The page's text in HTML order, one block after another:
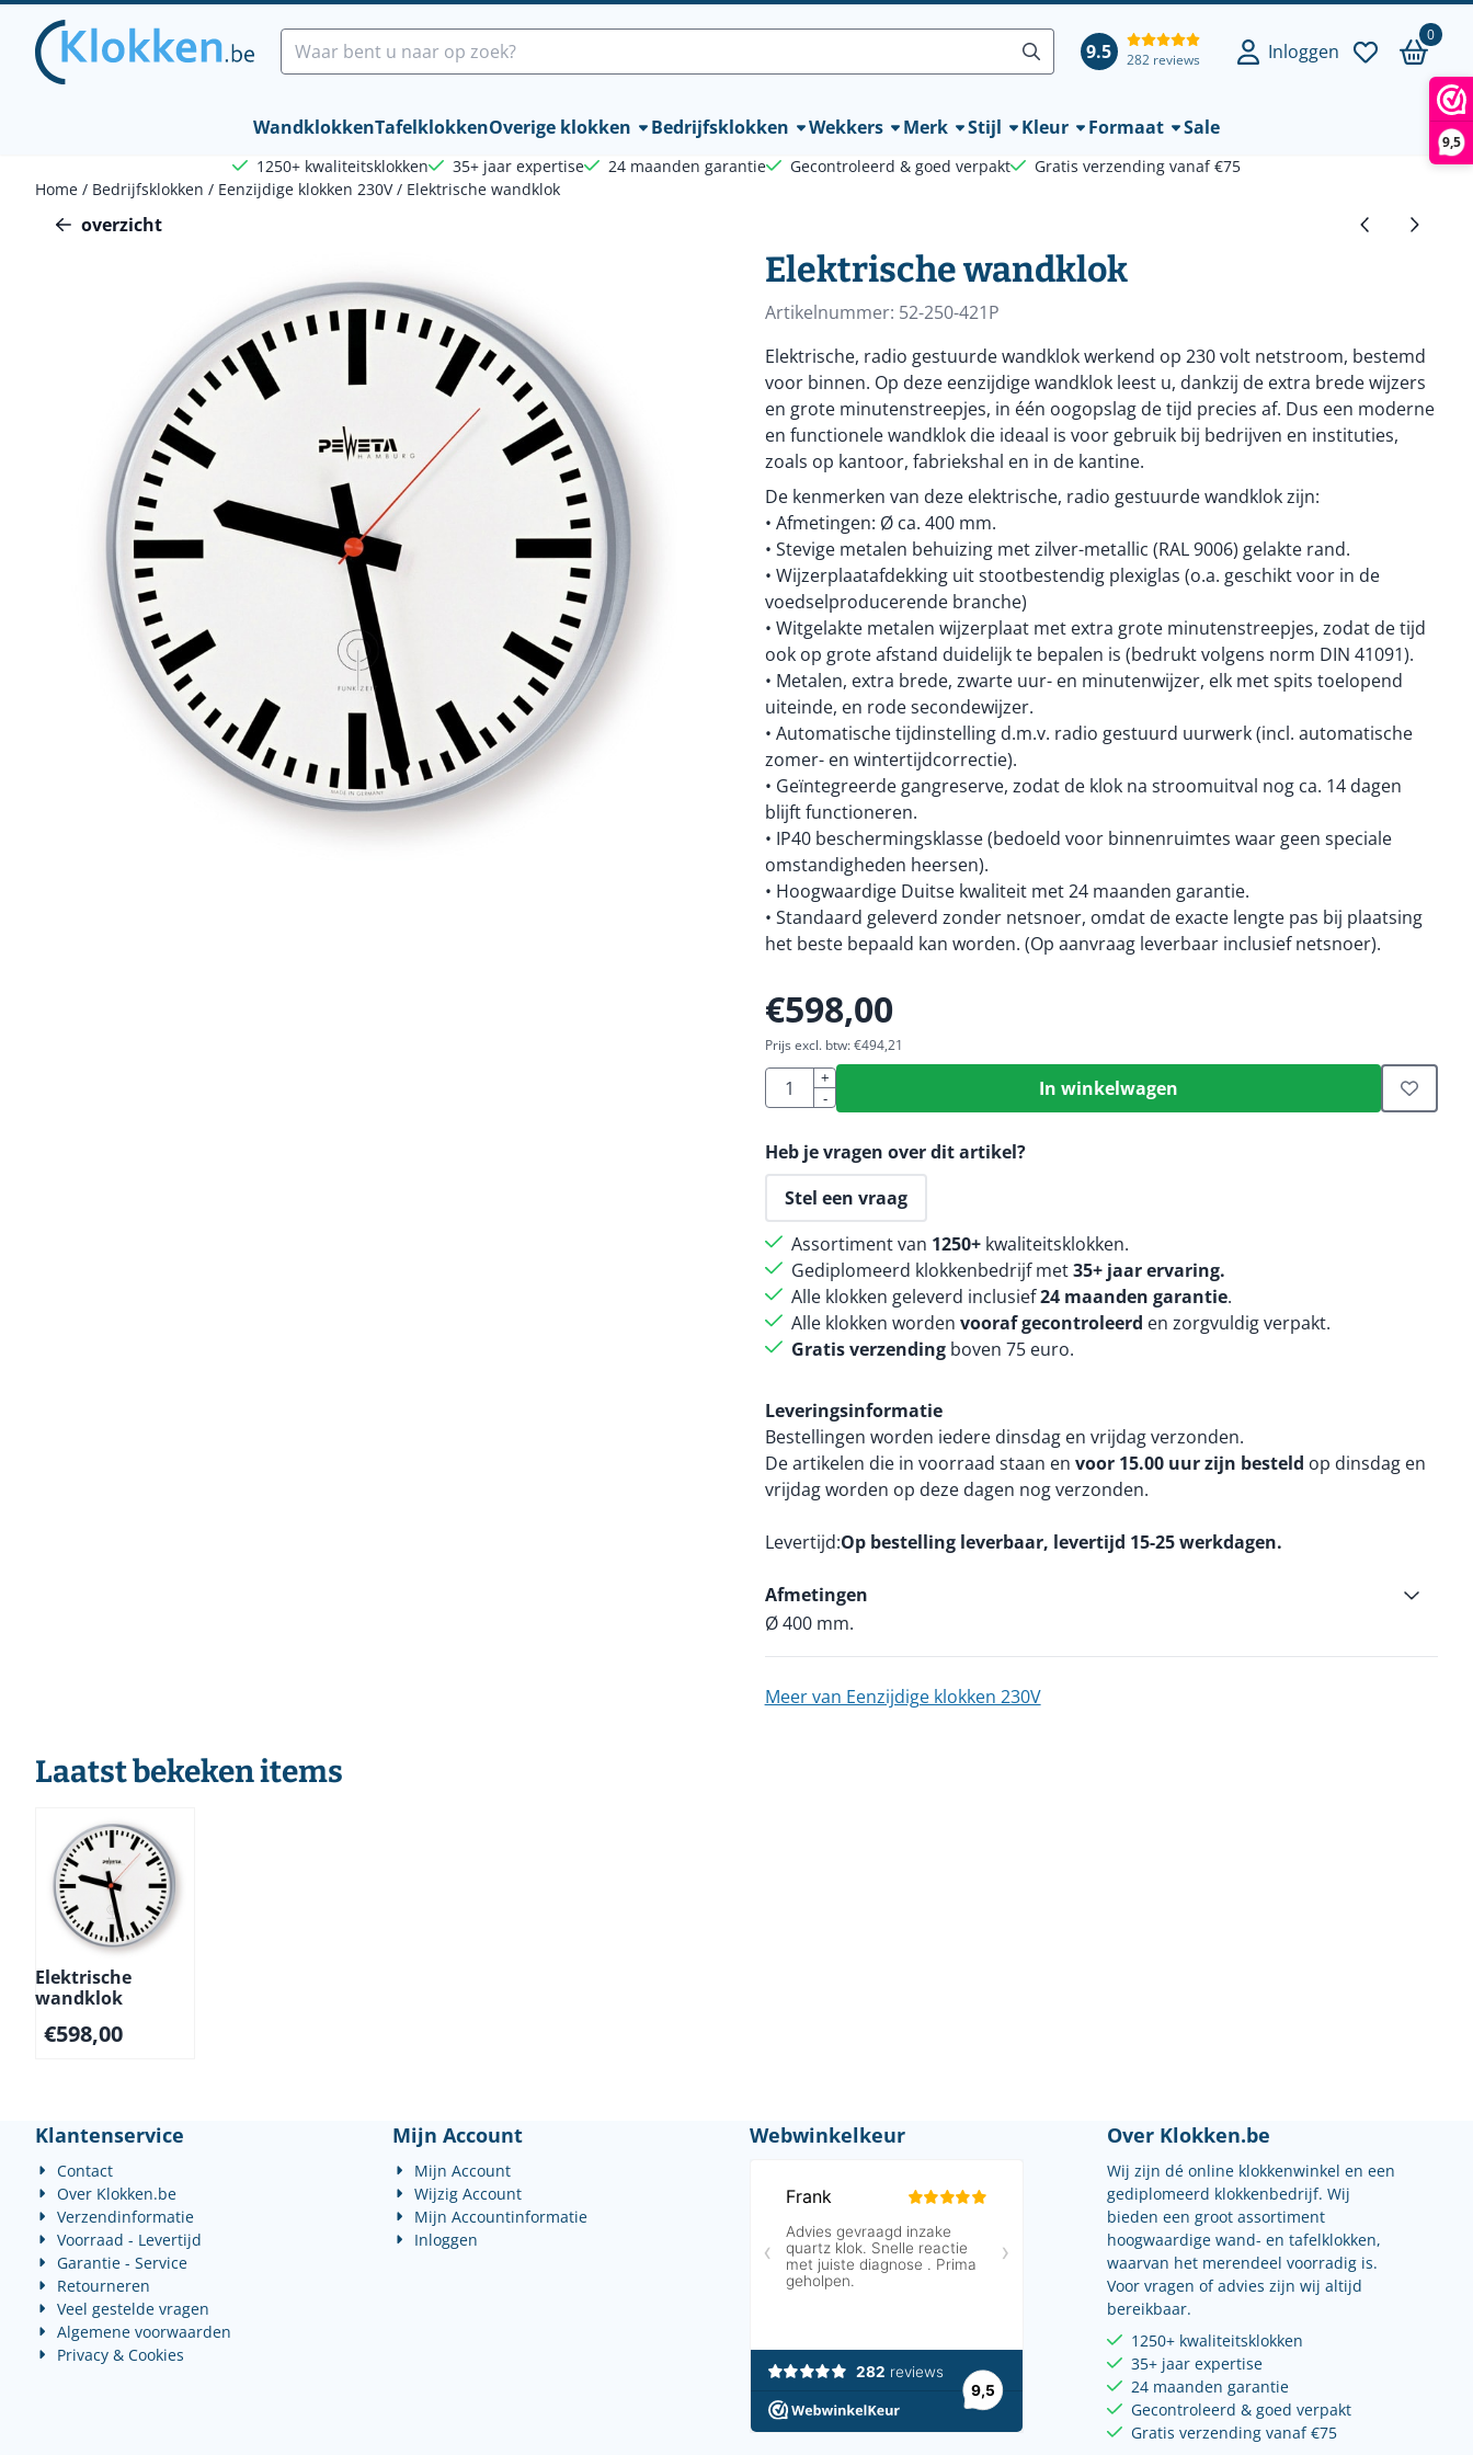
9,5
Cookievoorkeuren zijn beschikbaar. Kies instellingen of sta alle cookies toe.
Zoeken
9.5 282 reviews Inloggen
0
WandklokkenTafelklokkenOverige klokken Bedrijfsklokken Wekkers Merk Stijl Kleur Formaat Sale
1250+ kwaliteitsklokken 35+ jaar expertise 24 maanden garantie Gecontroleerd & goed verpakt
Gratis verzending vanaf €75
Home / Bedrijfsklokken / Eenzijdige klokken 230V / Elektrische wandklok
overzicht
Elektrische wandklok
Artikelnummer: 52-250-421P
Elektrische, radio gestuurde wandklok werkend op 230 volt netstroom, bestemd
voor binnen. Op deze eenzijdige wandklok leest u, dankzij de extra brede wijzers
en grote minutenstreepjes, in één oogopslag de tijd precies af. Dus een moderne
en functionele wandklok die ideaal is voor gebruik bij bedrijven en instituties,
zoals op kantoor, fabriekshal en in de kantine.
De kenmerken van deze elektrische, radio gestuurde wandklok zijn:
• Afmetingen: Ø ca. 400 mm.
• Stevige metalen behuizing met zilver-metallic (RAL 9006) gelakte rand.
• Wijzerplaatafdekking uit stootbestendig plexiglas (o.a. geschikt voor in de
voedselproducerende branche)
• Witgelakte metalen wijzerplaat met extra grote minutenstreepjes, zodat de tijd
ook op grote afstand duidelijk te bepalen is (bedrukt volgens norm DIN 41091).
• Metalen, extra brede, zwarte uur- en minutenwijzer, elk met spits toelopend
uiteinde, en rode secondewijzer.
• Automatische tijdinstelling d.m.v. radio gestuurd uurwerk (incl. automatische
zomer- en wintertijdcorrectie).
• Geïntegreerde gangreserve, zodat de klok na stroomuitval nog ca. 14 dagen
blijft functioneren.
• IP40 beschermingsklasse (bedoeld voor binnenruimtes waar geen speciale
omstandigheden heersen).
• Hoogwaardige Duitse kwaliteit met 24 maanden garantie.
• Standaard geleverd zonder netsnoer, omdat de exacte lengte pas bij plaatsing
het beste bepaald kan worden. (Op aanvraag leverbaar inclusief netsnoer).
€598,00
Prijs excl. btw: €494,21
Aantal
+
-
In winkelwagen
Heb je vragen over dit artikel?
Stel een vraag
Assortiment van 1250+kwaliteitsklokken.
Gediplomeerd klokkenbedrijf met35+ jaar ervaring.
Alle klokken geleverd inclusief24 maanden garantie.
Alle klokken worden vooraf gecontroleerd en zorgvuldig verpakt.
Gratis verzendingboven 75 euro.
Leveringsinformatie
Bestellingen worden iedere dinsdag en vrijdag verzonden.
De artikelen die in voorraad staan en voor 15.00 uur zijn besteld op dinsdag en
vrijdag worden op deze dagen nog verzonden.
Levertijd Op bestelling leverbaar, levertijd 15-25 werkdagen.
Afmetingen
Ø 400 mm.
Meer van Eenzijdige klokken 230V
Laatst bekeken items
Elektrische
wandklok
€598,00
Klantenservice
Contact
Over Klokken.be
Verzendinformatie
Voorraad - Levertijd
Garantie - Service
Retourneren
Veel gestelde vragen
Algemene voorwaarden
Privacy & Cookies
Mijn Account
Mijn Account
Wijzig Account
Mijn Accountinformatie
Inloggen
Webwinkelkeur Over Klokken.be
Wij zijn dé online klokkenwinkel en een
gediplomeerd klokkenbedrijf. Wij
bieden een groot assortiment
hoogwaardige wand- en tafelklokken,
waarvan het merendeel voorradig is.
Voor vragen of advies zijn wij altijd
bereikbaar.
1250+ kwaliteitsklokken
35+ jaar expertise
24 maanden garantie
Gecontroleerd & goed verpakt
Gratis verzending vanaf €75